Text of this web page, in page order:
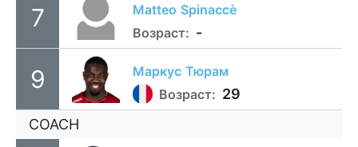
7 Matteo Spinaccè
Возраст: -
9 Маркус Тюрам
Возраст: 29
COACH